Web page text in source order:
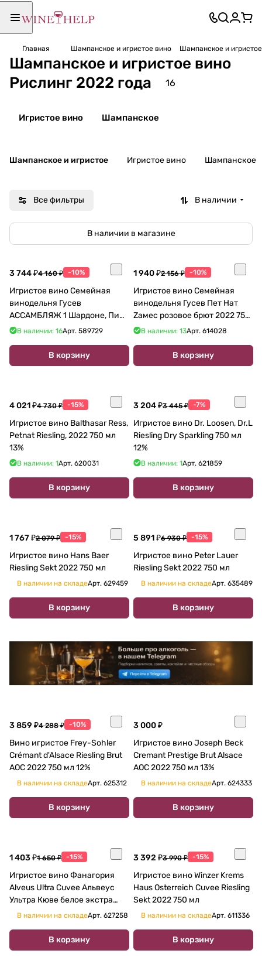
Главная Шампанское и игристое вино Шампанское и
Шампанское и игристое вино
Рислинг 2022 года
16
Игристое вино Шампанское
Шампанское и игристое Игристое вино Шампанское
Все фильтры В наличии
В наличии в магазине
3 744 ₽4 160 ₽ -10%
Игристое вино Семейная
винодельня Гусев
АССАМБЛЯЖ 1 Шардоне, Пино
Нуар Рислинг 2022 750 мл
В наличии: 16Арт. 589729
В корзину
1 940 ₽2 156 ₽ -10%
Игристое вино Семейная
винодельня Гусев Пет Нат
Zамес розовое брют 2022 750
мл 11 %
В наличии: 13Арт. 614028
В корзину
4 021 ₽4 730 ₽ -15%
Игристое вино Balthasar Ress,
Petnat Riesling, 2022 750 мл
13%
В наличии: 1Арт. 620031
В корзину
3 204 ₽3 445 ₽ -7%
Игристое вино Dr. Loosen, Dr.L
Riesling Dry Sparkling 750 мл
12%
В наличии: 1Арт. 621859
В корзину
1 767 ₽2 079 ₽ -15%
Игристое вино Hans Baer
Riesling Sekt 2022 750 мл
В наличии на складеАрт. 629459
В корзину
5 891 ₽6 930 ₽ -15%
Игристое вино Peter Lauer
Riesling Sekt 2022 750 мл
В наличии на складеАрт. 635489
В корзину
3 859 ₽4 288 ₽ -10%
Вино игристое Frey-Sohler
Crémant d'Alsace Riesling Brut
AOC 2022 750 мл 12%
В наличии на складеАрт. 625312
В корзину
3 000 ₽
Игристое вино Joseph Beck
Cremant Prestige Brut Alsace
AOC 2022 750 мл 13%
В наличии на складеАрт. 624333
В корзину
1 403 ₽1 650 ₽ -15%
Игристое вино Фанагория
Alveus Ultra Cuvee Альвеус
Ультра Кюве белое экстра
брют 2022 750 мл 12%
В наличии на складеАрт. 627258
В корзину
3 392 ₽3 990 ₽ -15%
Игристое вино Winzer Krems
Haus Osterreich Cuvee Riesling
Sekt 2022 750 мл
В наличии на складеАрт. 611336
В корзину